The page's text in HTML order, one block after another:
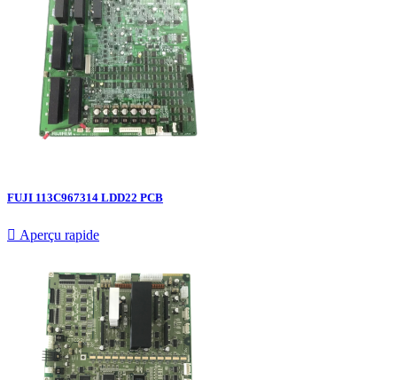
FUJI 113C967314 LDD22 PCB
 Aperçu rapide